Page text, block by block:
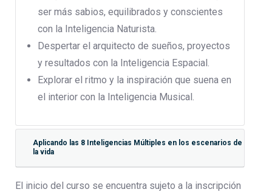
ser más sabios, equilibrados y conscientes
con la Inteligencia Naturista.
Despertar el arquitecto de sueños, proyectos
y resultados con la Inteligencia Espacial.
Explorar el ritmo y la inspiración que suena en
el interior con la Inteligencia Musical.
Aplicando las 8 Inteligencias Múltiples en los escenarios de
la vida
El inicio del curso se encuentra sujeto a la inscripción